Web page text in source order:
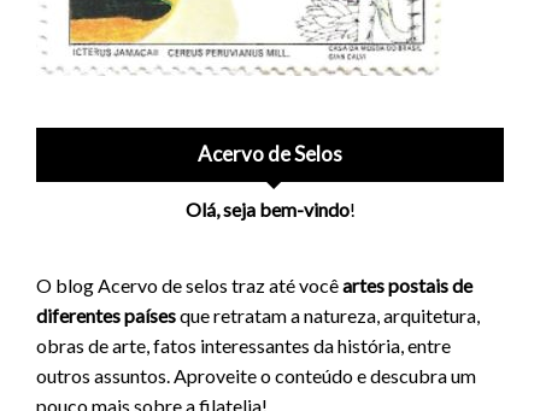
Acervo de Selos
Olá, seja bem-vindo!
O blog Acervo de selos traz até vocêartes postais de
diferentes paísesque retratam a natureza, arquitetura,
obras de arte, fatos interessantes da história, entre
outros assuntos. Aproveite o conteúdo e descubra um
pouco mais sobre a filatelia!